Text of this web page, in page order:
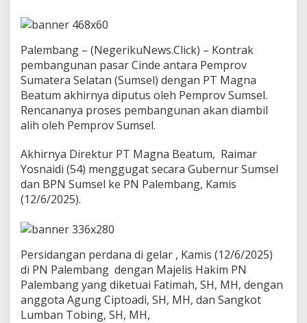
a
B
e
a
t
u
m
u
g
a
r
u
r
S
u
Palembang – (NegerikuNews.Click) – Kontrak
pembangunan pasar Cinde antara Pemprov
Sumatera Selatan (Sumsel) dengan PT Magna
Beatum akhirnya diputus oleh Pemprov Sumsel.
Rencananya proses pembangunan akan diambil
alih oleh Pemprov Sumsel.
Akhirnya Direktur PT Magna Beatum, Raimar
Yosnaidi (54) menggugat secara Gubernur Sumsel
dan BPN Sumsel ke PN Palembang, Kamis
(12/6/2025).
Persidangan perdana di gelar , Kamis (12/6/2025)
di PN Palembang dengan Majelis Hakim PN
Palembang yang diketuai Fatimah, SH, MH, dengan
anggota Agung Ciptoadi, SH, MH, dan Sangkot
Lumban Tobing, SH, MH,